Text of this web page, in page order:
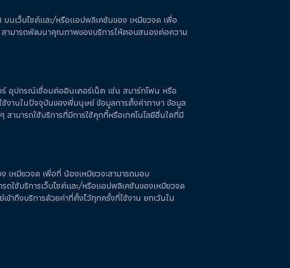
นเว็บไซต์และ/หรือแอปพลิเคชันของ เหมียวจด เพื่อ
สามารถพัฒนาคุณภาพของบริการให้ตอบสนองต่อความ
อุปกรณ์เชื่อมต่ออินเตอร์เน็ต เช่น สมาร์ทโฟน หรือ
ช้งานในปัจจุบันของพี่มนุษย์ ข้อมูลการตั้งค่าภาษา ข้อมูล
ามารถใช้บริการที่มีการใช้คุกกี้หรือเทคโนโลยีอื่นใดที่มี
เหมียวจด เพื่อที่ น้องเหมียวจะสามารถมอบ
ใช้บริการเว็บไซต์และ/หรือแอปพลิเคชันของเหมียวจด
าถึงบริการด้วยค่าที่ตั้งไว้ทุกครั้งที่ใช้งาน ยกเว้นใน